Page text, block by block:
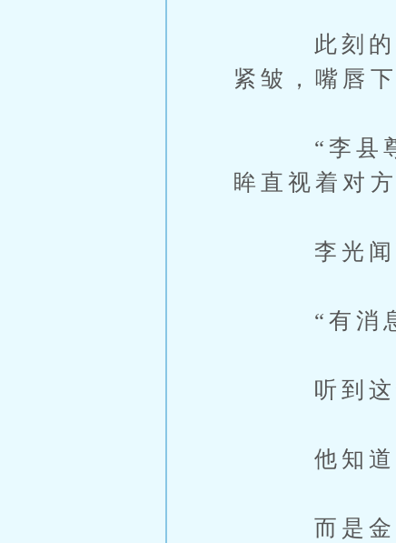
此刻的李
紧皱，嘴唇
“李县尊，
眸直视着对
李光闻言
“有消息
听到这话
他知道，
而是金人